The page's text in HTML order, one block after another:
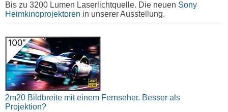
Bis zu 3200 Lumen Laserlichtquelle. Die neuen Sony
Heimkinoprojektoren in unserer Ausstellung.
2m20 Bildbreite mit einem Fernseher. Besser als
Projektion?